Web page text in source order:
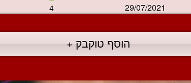
4 29/07/2021
הוסף טוקבק +